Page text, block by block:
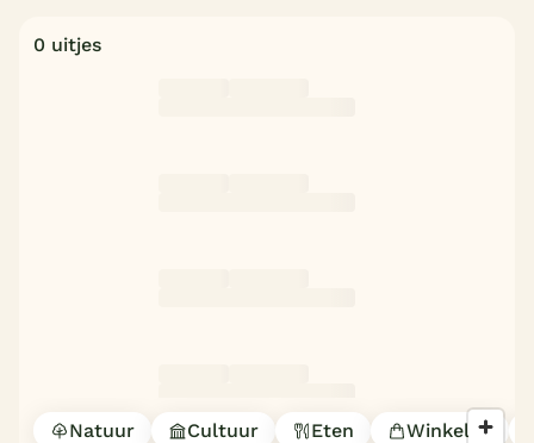
0 uitjes
Natuur Cultuur Eten Winkelen